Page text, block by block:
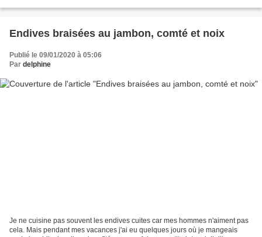
Endives braisées au jambon, comté et noix
Publié le 09/01/2020 à 05:06
Par delphine
Je ne cuisine pas souvent les endives cuites car mes hommes n'aiment pas
cela. Mais pendant mes vacances j'ai eu quelques jours où je mangeais